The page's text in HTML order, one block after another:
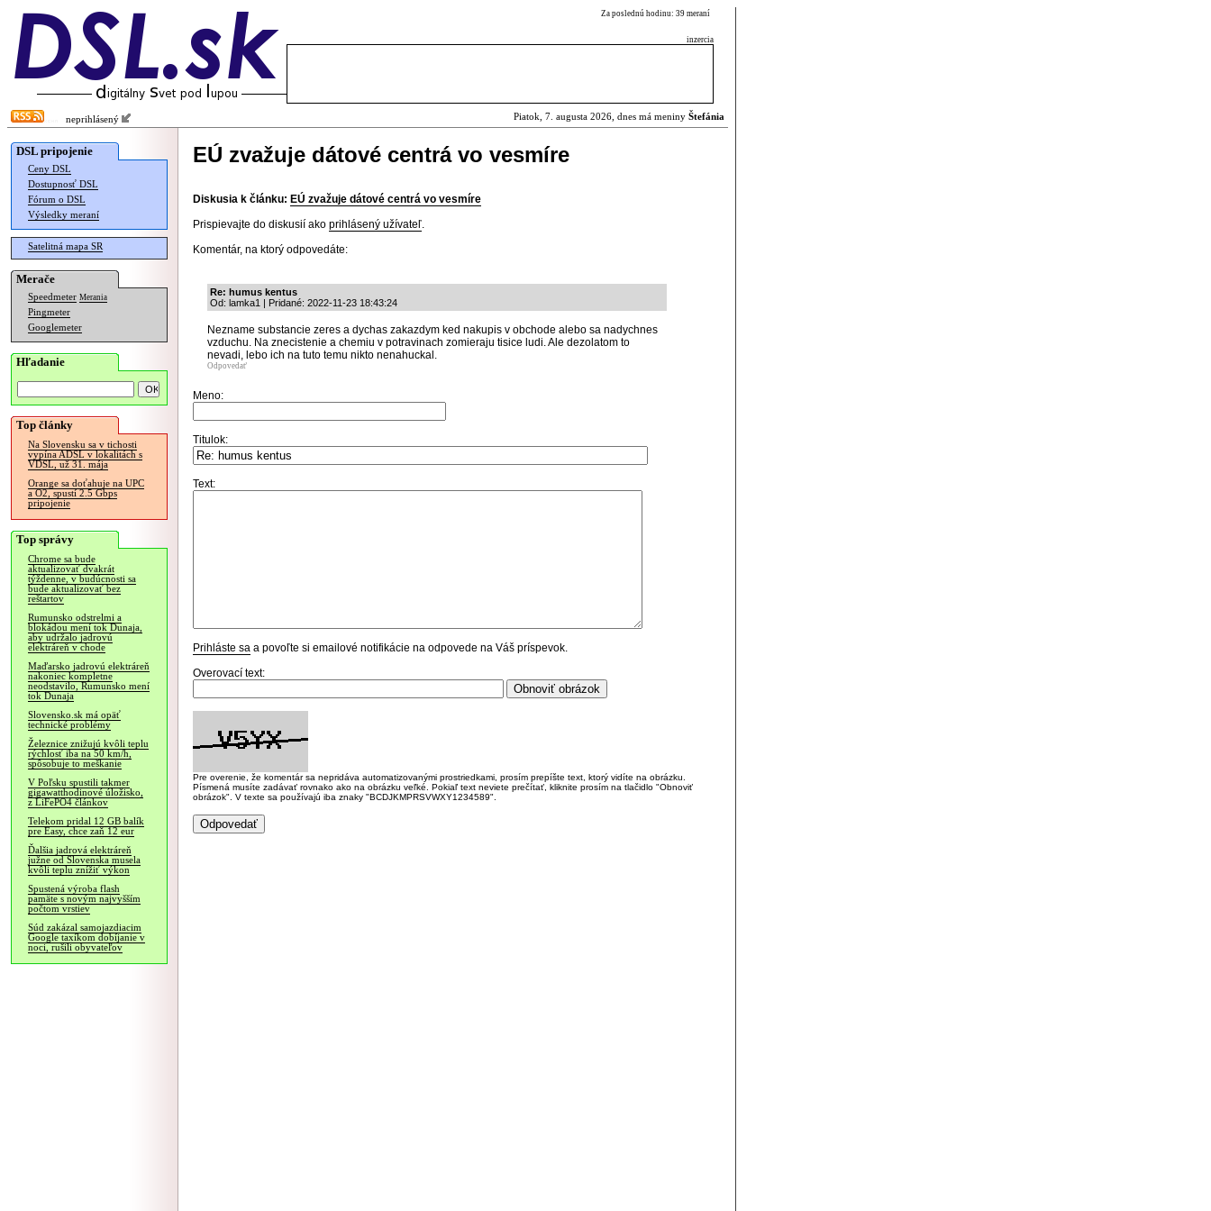
Za poslednú hodinu: 39 meraní
inzercia
neprihlásený Piatok, 7. augusta 2026, dnes má meniny Štefánia
DSL pripojenie
Ceny DSL
Dostupnosť DSL
Fórum o DSL
Výsledky meraní
Satelitná mapa SR
Merače
Speedmeter Merania
Pingmeter
Googlemeter
Hľadanie
Top články
Na Slovensku sa v tichosti
vypína ADSL v lokalitách s
VDSL, už 31. mája
Orange sa doťahuje na UPC
a O2, spustí 2.5 Gbps
pripojenie
Top správy
Chrome sa bude
aktualizovať dvakrát
týždenne, v budúcnosti sa
bude aktualizovať bez
reštartov
Rumunsko odstrelmi a
blokádou mení tok Dunaja,
aby udržalo jadrovú
elektráreň v chode
Maďarsko jadrovú elektráreň
nakoniec kompletne
neodstavilo, Rumunsko mení
tok Dunaja
Slovensko.sk má opäť
technické problémy
Železnice znižujú kvôli teplu
rýchlosť iba na 50 km/h,
spôsobuje to meškanie
V Poľsku spustili takmer
gigawatthodinové úložisko,
z LiFePO4 článkov
Telekom pridal 12 GB balík
pre Easy, chce zaň 12 eur
Ďalšia jadrová elektráreň
južne od Slovenska musela
kvôli teplu znížiť výkon
Spustená výroba flash
pamäte s novým najvyšším
počtom vrstiev
Súd zakázal samojazdiacim
Google taxíkom dobíjanie v
noci, rušili obyvateľov
EÚ zvažuje dátové centrá vo vesmíre
Diskusia k článku: EÚ zvažuje dátové centrá vo vesmíre
Prispievajte do diskusií ako prihlásený užívateľ.
Komentár, na ktorý odpovedáte:
Re: humus kentus
Od: lamka1 | Pridané: 2022-11-23 18:43:24
Nezname substancie zeres a dychas zakazdym ked nakupis v obchode alebo sa nadychnes
vzduchu. Na znecistenie a chemiu v potravinach zomieraju tisice ludi. Ale dezolatom to
nevadi, lebo ich na tuto temu nikto nenahuckal.
Odpovedať
Meno:
Titulok:
Text:
Prihláste sa a povoľte si emailové notifikácie na odpovede na Váš príspevok.
Overovací text:
Pre overenie, že komentár sa nepridáva automatizovanými prostriedkami, prosím prepíšte text, ktorý vidíte na obrázku.
Písmená musíte zadávať rovnako ako na obrázku veľké. Pokiaľ text neviete prečítať, kliknite prosím na tlačidlo "Obnoviť
obrázok". V texte sa používajú iba znaky "BCDJKMPRSVWXY1234589".